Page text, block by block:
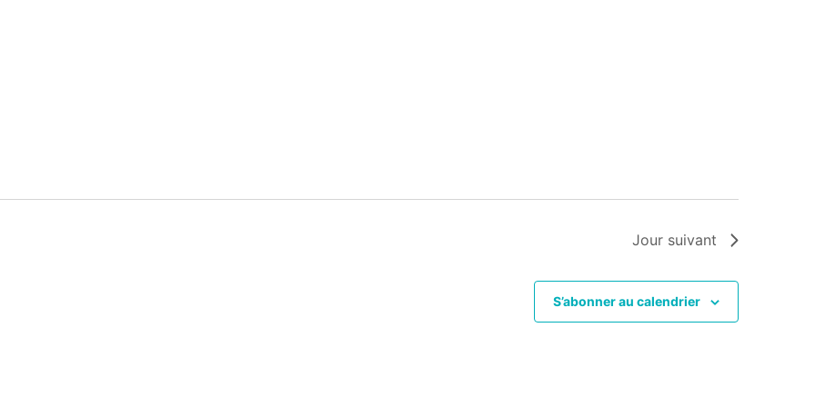
Jour suivant
S’abonner au calendrier